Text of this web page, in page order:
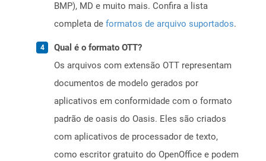
BMP), MD e muito mais. Confira a lista
completa de formatos de arquivo suportados.
Qual é o formato OTT?
Os arquivos com extensão OTT representam
documentos de modelo gerados por
aplicativos em conformidade com o formato
padrão de oasis do Oasis. Eles são criados
com aplicativos de processador de texto,
como escritor gratuito do OpenOffice e podem